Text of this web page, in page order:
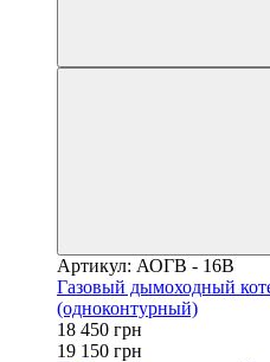
Артикул: АОГВ - 16В
Газовый дымоходный
(одноконтурный)
18 450 грн
19 150 грн